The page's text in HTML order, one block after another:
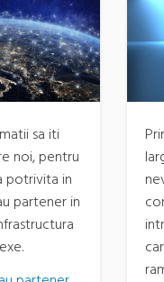
sa iti
noi, pentru
potrivita in
partener in